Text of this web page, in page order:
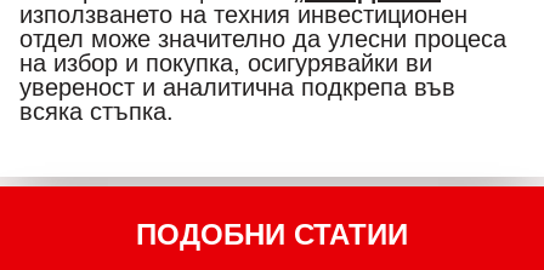
използването на техния инвестиционен
отдел може значително да улесни процеса
на избор и покупка, осигурявайки ви
увереност и аналитична подкрепа във
всяка стъпка.
ПОДОБНИ СТАТИИ